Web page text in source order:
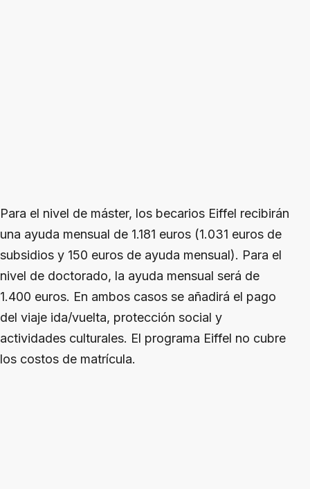
Para el nivel de máster, los becarios Eiffel recibirán
una ayuda mensual de 1.181 euros (1.031 euros de
subsidios y 150 euros de ayuda mensual). Para el
nivel de doctorado, la ayuda mensual será de
1.400 euros. En ambos casos se añadirá el pago
del viaje ida/vuelta, protección social y
actividades culturales. El programa Eiffel no cubre
los costos de matrícula.